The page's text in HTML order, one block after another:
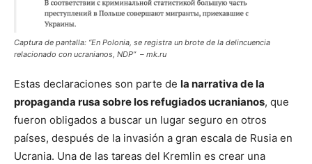
Captura de pantalla: “En Polonia, se registra un brote de la delincuencia
relacionado con ucranianos, NDP” – mk.ru
Estas declaraciones son parte de la narrativa de la
propaganda rusa sobre los refugiados ucranianos, que
fueron obligados a buscar un lugar seguro en otros
países, después de la invasión a gran escala de Rusia en
Ucrania. Una de las tareas del Kremlin es crear una